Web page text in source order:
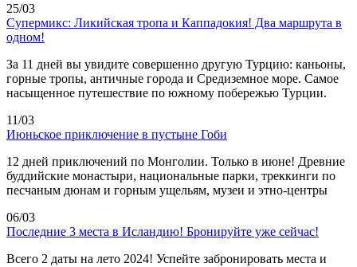
25/03
Супермикс: Ликийская тропа и Каппадокия! Два маршрута в
одном!
За 11 дней вы увидите совершенно другую Турцию: каньоны,
горные тропы, античные города и Средиземное море. Самое
насыщенное путешествие по южному побережью Турции.
11/03
Июньское приключение в пустыне Гоби
12 дней приключений по Монголии. Только в июне! Древние
буддийские монастыри, национальные парки, треккинги по
песчаным дюнам и горным ущельям, музеи и этно-центры
06/03
Последние 3 места в Исландию! Бронируйте уже сейчас!
Всего 2 даты на лето 2024! Успейте забронировать места и